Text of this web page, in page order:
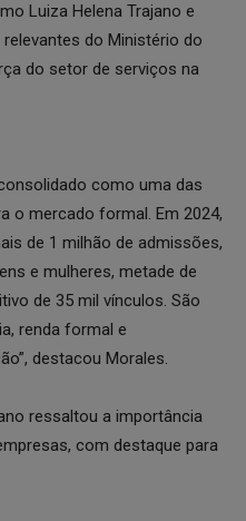
Luiza Helena Trajano e
do Ministério do
do setor de serviços na
como uma das
o mercado formal. Em 2024,
de 1 milhão de admissões,
e mulheres, metade de
de 35 mil vínculos. São
renda formal e
destacou Morales.
ressaltou a importância
com destaque para